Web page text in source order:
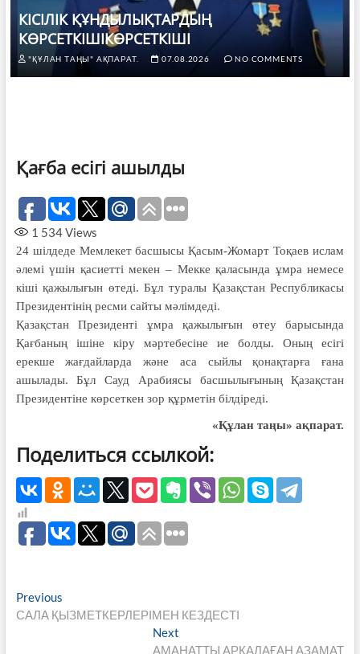
КІСІЛІК ҚҰНДЫЛЫҚТАРДЫҢ
КӨРСЕТКІШІКӨРСЕТКІШІ
"ҚҰЛАН ТАҢЫ" АҚПАРАТ. 07.08.2026 NO COMMENTS
Қағба есігі ашылды
1 534Views
24 шілдеде Мемлекет басшысы Қасым-Жомарт Тоқаев ислам
әлемі үшін қасиетті мекен – Мекке қаласында ұмра немесе
кіші қажылығын өтеді. Бұл туралы Қазақстан Республикасы
Президентінің ресми сайты мәлімдеді.
Қазақстан Президенті ұмра қажылығын өтеу барысында
Қағбаның ішіне кіру мәртебесіне ие болды. Оның есігі
ерекше жағдайларда және аса сыйлы қонақтарға ғана
ашылады. Бұл Сауд Арабиясы басшылығының Қазақстан
Президентіне көрсеткен зор құрметін білдіреді.
«Құлан таңы» ақпарат.
Поделиться ссылкой:
Навигация
по
PreviousPrevious
post:
САЛА ҚЫЗМЕТКЕРЛЕРІМЕН КЕЗДЕСТІ
Next
post:
АМАНАТТЫ АРҚАЛАҒАН АЗАМАТ